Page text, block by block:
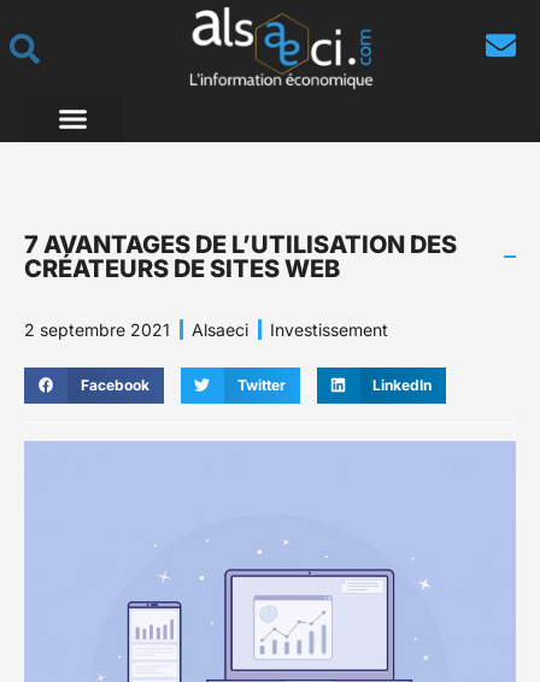
7 AVANTAGES DE L’UTILISATION DES
CRÉATEURS DE SITES WEB
2 septembre 2021 Alsaeci Investissement
Facebook Twitter LinkedIn